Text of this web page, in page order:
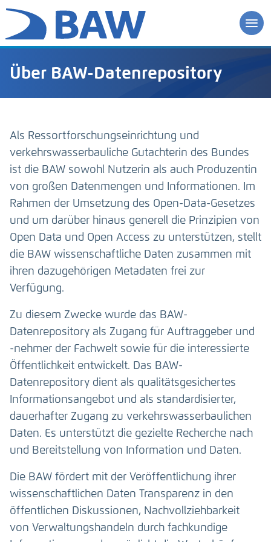
Über BAW-Datenrepository
Als Ressortforschungseinrichtung und
verkehrswasserbauliche Gutachterin des Bundes
ist die BAW sowohl Nutzerin als auch Produzentin
von großen Datenmengen und Informationen. Im
Rahmen der Umsetzung des Open-Data-Gesetzes
und um darüber hinaus generell die Prinzipien von
Open Data und Open Access zu unterstützen, stellt
die BAW wissenschaftliche Daten zusammen mit
ihren dazugehörigen Metadaten frei zur
Verfügung.
Zu diesem Zwecke wurde das BAW-
Datenrepository als Zugang für Auftraggeber und
-nehmer der Fachwelt sowie für die interessierte
Öffentlichkeit entwickelt. Das BAW-
Datenrepository dient als qualitätsgesichertes
Informationsangebot und als standardisierter,
dauerhafter Zugang zu verkehrswasserbaulichen
Daten. Es unterstützt die gezielte Recherche nach
und Bereitstellung von Information und Daten.
Die BAW fördert mit der Veröffentlichung ihrer
wissenschaftlichen Daten Transparenz in den
öffentlichen Diskussionen, Nachvollziehbarkeit
von Verwaltungshandeln durch fachkundige